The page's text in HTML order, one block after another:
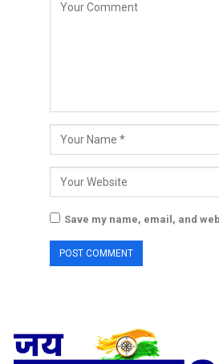
Save my name, email, and